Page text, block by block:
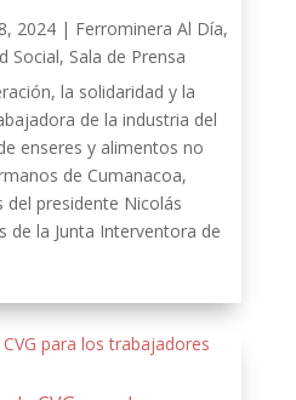
2024| Ferrominera Al Día,
Social, Sala de Prensa
la solidaridad y la
de la industria del
enseres y alimentos no
de Cumanacoa,
presidente Nicolás
de la Junta Interventora de